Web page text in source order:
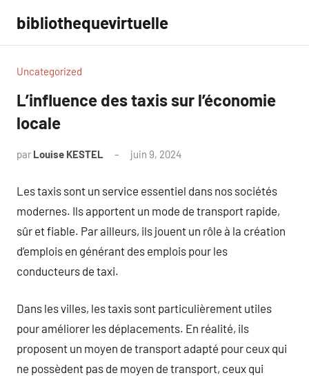
contenu
bibliothequevirtuelle
Uncategorized
L’influence des taxis sur l’économie
locale
par Louise KESTEL juin 9, 2024
Les taxis sont un service essentiel dans nos sociétés
modernes. Ils apportent un mode de transport rapide,
sûr et fiable. Par ailleurs, ils jouent un rôle à la création
d’emplois en générant des emplois pour les
conducteurs de taxi.
Dans les villes, les taxis sont particulièrement utiles
pour améliorer les déplacements. En réalité, ils
proposent un moyen de transport adapté pour ceux qui
ne possèdent pas de moyen de transport, ceux qui